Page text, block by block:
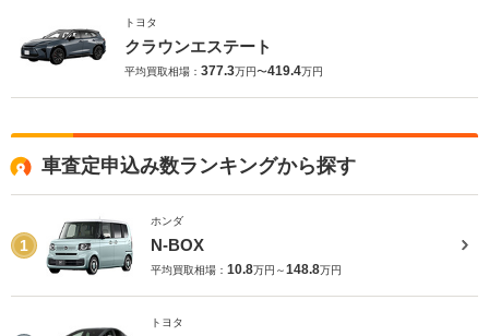
トヨタ
クラウンエステート
平均買取相場： 377.3万円〜419.4万円
車査定申込み数ランキングから探す
1
ホンダ
N-BOX
平均買取相場： 10.8万円～148.8万円
トヨタ